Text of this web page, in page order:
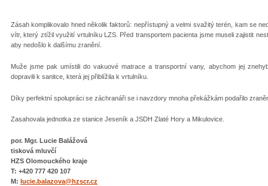
Zásah komplikovalo hned několik faktorů: nepřístupný a velmi svažitý terén, kam se
vítr, který ztížil využití vrtulníku LZS. Před transportem pacienta jsme museli zajistit
aby nedošlo k dalšímu zranění.
Muže jsme pak umístili do vakuové matrace a transportní vany, abychom jej
dopravili k sanitce, která jej přiblížila k vrtulníku.
Díky perfektní spolupráci se záchranáři se i navzdory mnoha překážkám podařilo
Zasahovala jednotka ze stanice Jeseník a JSDH Zlaté Hory a Mikulovice.
por. Mgr. Lucie Balážová
tisková mluvčí
HZS Olomouckého kraje
T: +420 777 420 107
M: lucie.balazova@hzscr.cz